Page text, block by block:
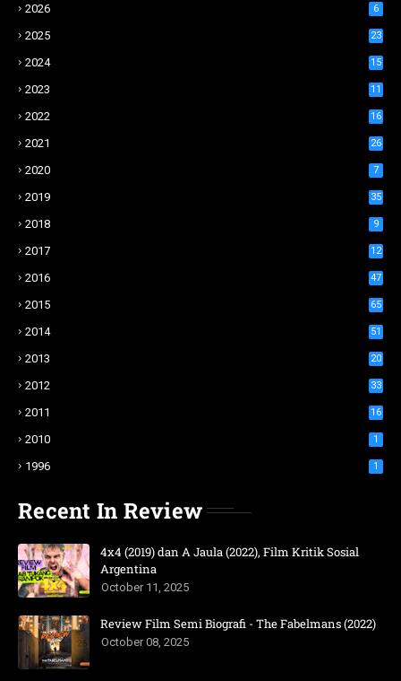
2026 6
2025 23
2024 15
2023 11
2022 16
2021 26
2020 7
2019 35
2018 9
2017 12
2016 47
2015 65
2014 51
2013 20
2012 33
2011 16
2010 1
1996 1
Recent In Review
4x4 (2019) dan A Jaula (2022), Film Kritik Sosial
Argentina
October 11, 2025
Review Film Semi Biografi - The Fabelmans (2022)
October 08, 2025